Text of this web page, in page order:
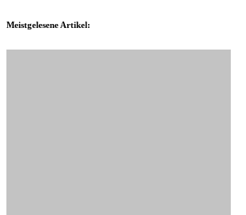
Meistgelesene Artikel: